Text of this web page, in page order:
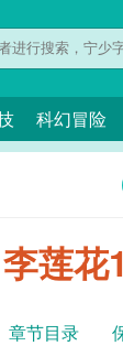
科幻冒险
莲花
章节目录